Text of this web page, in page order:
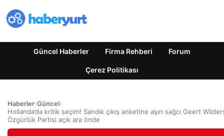
Güncel Haberler Firma Rehberi Forum
Çerez Politikası
Haberler›Güncel›
Hollanda’da kritik seçim! Sandık çıkış anketine aşırı sağcı Geert
Özgürlük Partisi açık ara önde